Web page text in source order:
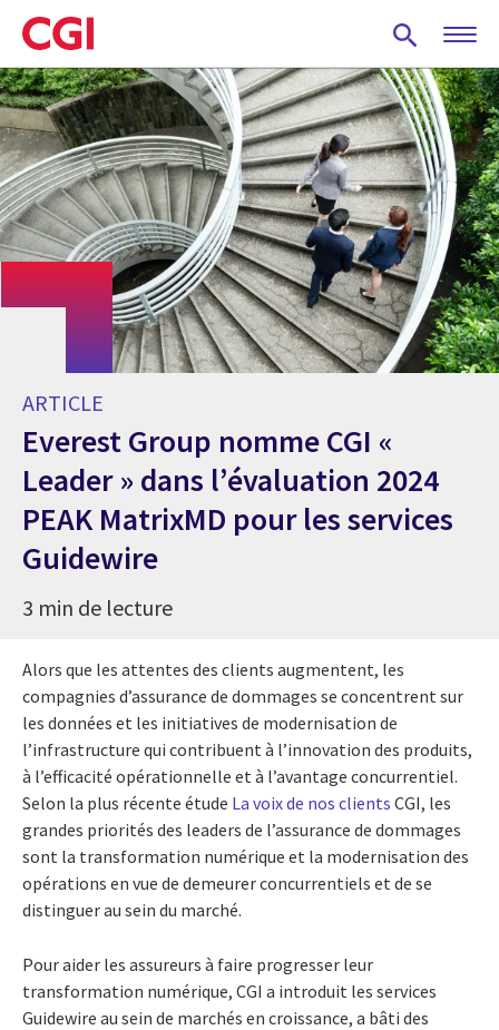
Skip
to
main
content
ARTICLE
Everest Group nomme CGI «
Leader » dans l’évaluation 2024
PEAK MatrixMD pour les services
Guidewire
3 min de lecture
Alors que les attentes des clients augmentent, les
compagnies d’assurance de dommages se concentrent sur
les données et les initiatives de modernisation de
l’infrastructure qui contribuent à l’innovation des produits,
à l’efficacité opérationnelle et à l’avantage concurrentiel.
Selon la plus récente étude La voix de nos clients CGI, les
grandes priorités des leaders de l’assurance de dommages
sont la transformation numérique et la modernisation des
opérations en vue de demeurer concurrentiels et de se
distinguer au sein du marché.
Pour aider les assureurs à faire progresser leur
transformation numérique, CGI a introduit les services
Guidewire au sein de marchés en croissance, a bâti des